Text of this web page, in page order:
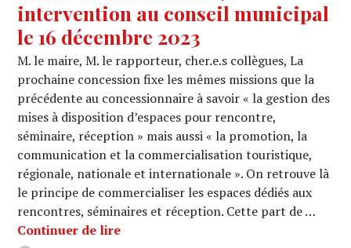
intervention au conseil municipal
le 16 décembre 2023
M. le maire, M. le rapporteur, cher.e.s collègues, La
prochaine concession fixe les mêmes missions que la
précédente au concessionnaire à savoir « la gestion des
mises à disposition d’espaces pour rencontre,
séminaire, réception » mais aussi « la promotion, la
communication et la commercialisation touristique,
régionale, nationale et internationale ». On retrouve là
le principe de commercialiser les espaces dédiés aux
rencontres, séminaires et réception. Cette part de …
Continuer de lireconcession de service public du